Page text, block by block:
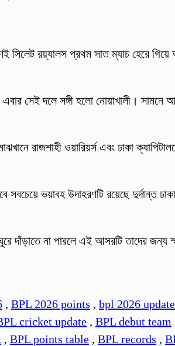
রয়্যালস প্রথম সাত ম্যাচ হেরে
সেই দলে সঙ্গী হলো নোয়াখালী। সামনে
রাজশাহী ওয়ারিয়র্স এবং ঢাকা
ভয়াবহ উদাহরণটি রয়েছে দুর্দান্ত
দাঁড়াতে না পারলে এই আসরটি তাদের জন্য
, BPL 2026 points , bpl 2026 update
cricket update , BPL debut team
, BPL points table , BPL records ,